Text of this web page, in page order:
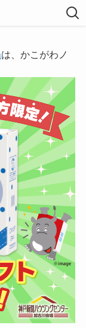
は、かこがわノ